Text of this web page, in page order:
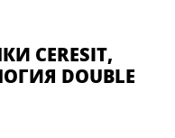
CERESIT,
DOUBLE